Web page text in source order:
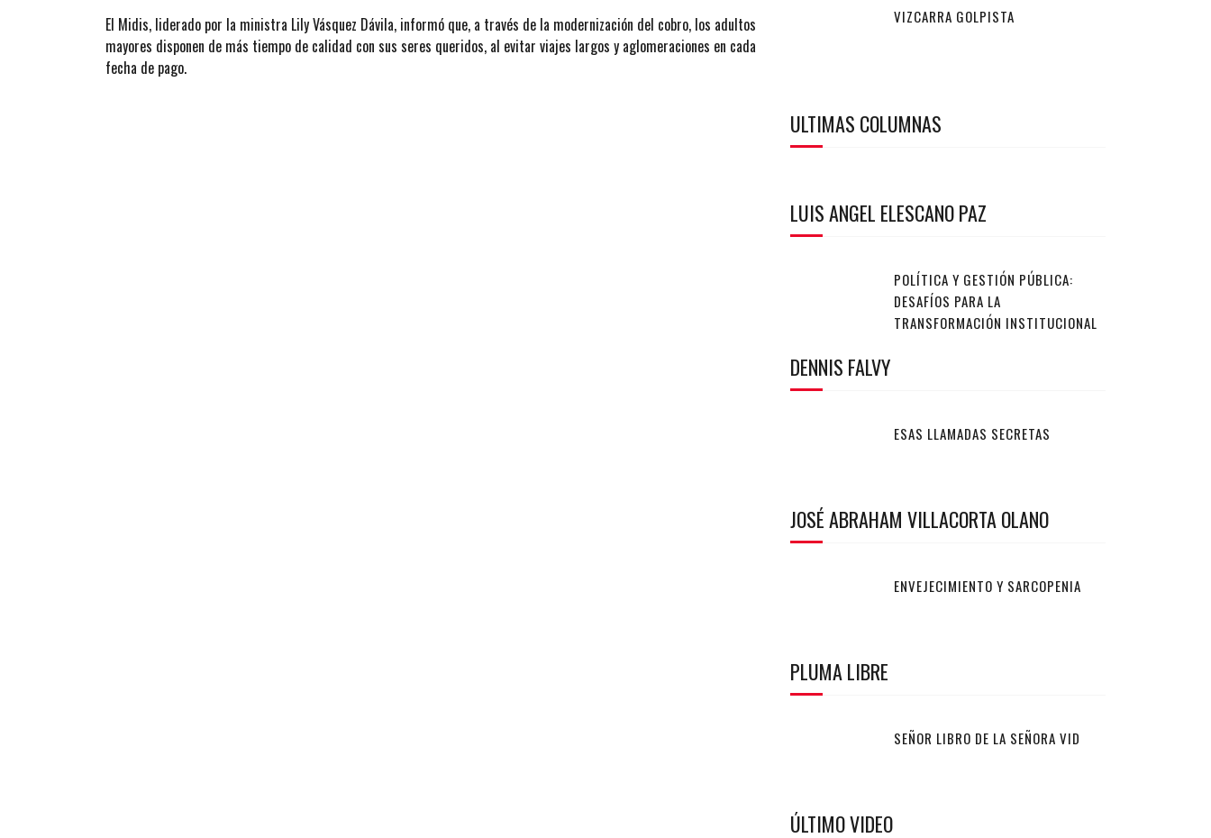
El Midis, liderado por la ministra Lily Vásquez Dávila, informó que, a través de la modernización del cobro, los adultos
mayores disponen de más tiempo de calidad con sus seres queridos, al evitar viajes largos y aglomeraciones en cada
fecha de pago.
VIZCARRA GOLPISTA
ULTIMAS COLUMNAS
LUIS ANGEL ELESCANO PAZ
POLÍTICA Y GESTIÓN PÚBLICA:
DESAFÍOS PARA LA
TRANSFORMACIÓN INSTITUCIONAL
DENNIS FALVY
ESAS LLAMADAS SECRETAS
JOSÉ ABRAHAM VILLACORTA OLANO
ENVEJECIMIENTO Y SARCOPENIA
PLUMA LIBRE
SEÑOR LIBRO DE LA SEÑORA VID
ÚLTIMO VIDEO